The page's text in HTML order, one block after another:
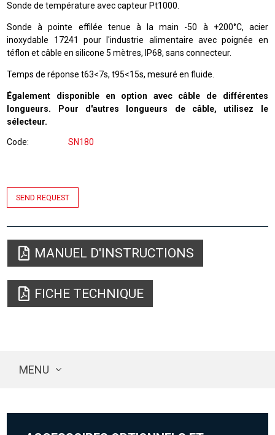
Sonde de température avec capteur Pt1000.
Sonde à pointe effilée tenue à la main -50 à +200°C, acier
inoxydable 17241 pour l'industrie alimentaire avec poignée en
téflon et câble en silicone 5 mètres, IP68, sans connecteur.
Temps de réponse t63<7s, t95<15s, mesuré en fluide.
Également disponible en option avec câble de différentes
longueurs. Pour d'autres longueurs de câble, utilisez le
sélecteur.
Code SN180
SEND REQUEST
MANUEL D'INSTRUCTIONS
FICHE TECHNIQUE
MENU